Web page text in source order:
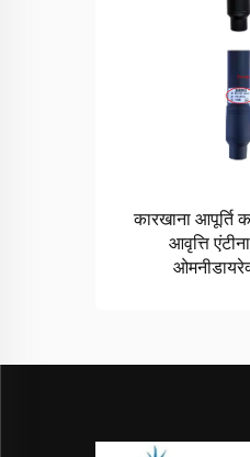
कारखाना आपूर्ति
आवृत्ति